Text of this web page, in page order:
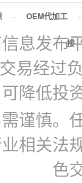
- OEM代加工
接
息发
易经过
降低投
谨慎。
相关法
色